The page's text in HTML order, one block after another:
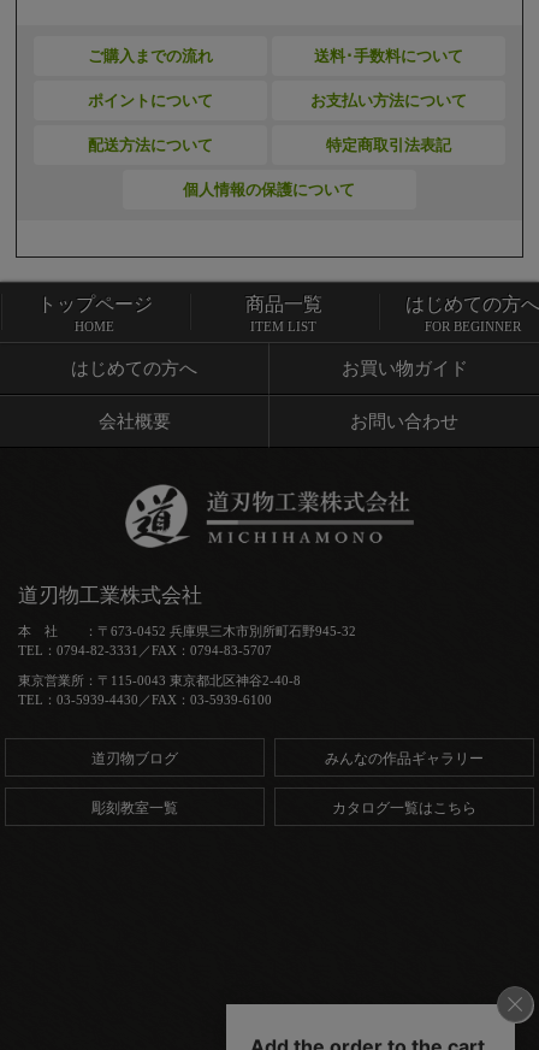
ご購入までの流れ 送料･手数料について
ポイントについて お支払い方法について
配送方法について 特定商取引法表記
個人情報の保護について
トップページ 商品一覧
はじめての方へ お買い物ガイド
会社概要 お問い合わせ
トップページ
HOME
商品一覧
ITEM LIST
はじめての方へ
FOR BEGINNER
道刃物工業株式会社
本 社 ：〒673-0452 兵庫県三木市別所町石野945-32
TEL：0794-82-3331／FAX：0794-83-5707
東京営業所：〒115-0043 東京都北区神谷2-40-8
TEL：03-5939-4430／FAX：03-5939-6100
道刃物ブログ みんなの作品ギャラリー
彫刻教室一覧 カタログ一覧はこちら